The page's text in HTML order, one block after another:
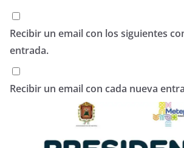
Recibir un email con los siguientes
entrada.
Recibir un email con cada nueva